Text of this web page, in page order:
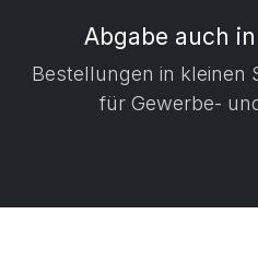
Abgabe auch
Bestellungen in kleinen
für Gewerbe-